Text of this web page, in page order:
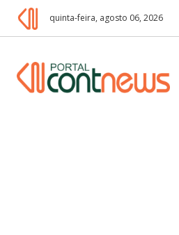
quinta-feira, agosto 06, 2026